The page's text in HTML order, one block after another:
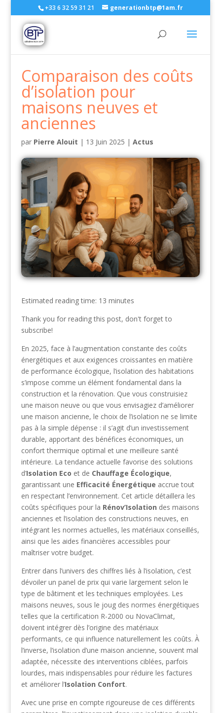
+33 6 32 59 31 21 generationbtp@1am.fr
Comparaison des coûts
d’isolation pour
maisons neuves et
anciennes
par Pierre Alouit | 13 Juin 2025 | Actus
Estimated reading time: 13 minutes
Thank you for reading this post, don't forget to
subscribe!
En 2025, face à l’augmentation constante des coûts
énergétiques et aux exigences croissantes en matière
de performance écologique, l’isolation des habitations
s’impose comme un élément fondamental dans la
construction et la rénovation. Que vous construisiez
une maison neuve ou que vous envisagiez d’améliorer
une maison ancienne, le choix de l’isolation ne se limite
pas à la simple dépense : il s’agit d’un investissement
durable, apportant des bénéfices économiques, un
confort thermique optimal et une meilleure santé
intérieure. La tendance actuelle favorise des solutions
d’Isolation Eco et de Chauffage Écologique,
garantissant une Efficacité Énergétique accrue tout
en respectant l’environnement. Cet article détaillera les
coûts spécifiques pour la Rénov’Isolation des maisons
anciennes et l’isolation des constructions neuves, en
intégrant les normes actuelles, les matériaux conseillés,
ainsi que les aides financières accessibles pour
maîtriser votre budget.
Entrer dans l’univers des chiffres liés à l’isolation, c’est
dévoiler un panel de prix qui varie largement selon le
type de bâtiment et les techniques employées. Les
maisons neuves, sous le joug des normes énergétiques
telles que la certification R-2000 ou NovaClimat,
doivent intégrer dès l’origine des matériaux
performants, ce qui influence naturellement les coûts. À
l’inverse, l’isolation d’une maison ancienne, souvent mal
adaptée, nécessite des interventions ciblées, parfois
lourdes, mais indispensables pour réduire les factures
et améliorer l’Isolation Confort.
Avec une prise en compte rigoureuse de ces différents